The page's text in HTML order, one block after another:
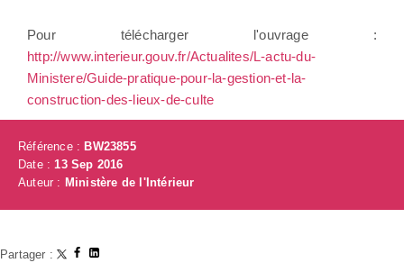
Pour télécharger l'ouvrage :
http://www.interieur.gouv.fr/Actualites/L-actu-du-
Ministere/Guide-pratique-pour-la-gestion-et-la-
construction-des-lieux-de-culte
Référence :BW23855
Date : 13 Sep 2016
Auteur : Ministère de l'Intérieur
Partager :